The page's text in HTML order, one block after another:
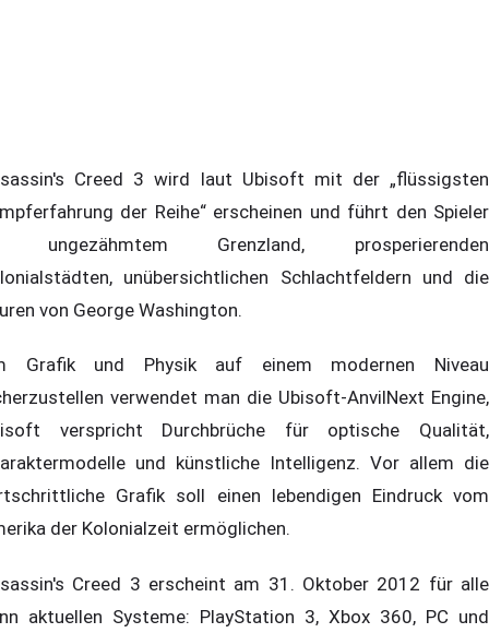
Creed 3 wird laut Ubisoft mit der „flüssigsten
der Reihe“ erscheinen und führt den Spieler
ungezähmtem Grenzland, prosperierenden
unübersichtlichen Schlachtfeldern und die
von George Washington.
Grafik und Physik auf einem modernen Niveau
verwendet man die Ubisoft-AnvilNext Engine,
verspricht Durchbrüche für optische Qualität,
und künstliche Intelligenz. Vor allem die
Grafik soll einen lebendigen Eindruck vom
der Kolonialzeit ermöglichen.
Creed 3 erscheint am 31. Oktober 2012 für alle
aktuellen Systeme: PlayStation 3, Xbox 360, PC und